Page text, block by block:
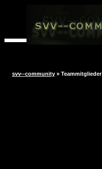
svv--community » Teammitglieder